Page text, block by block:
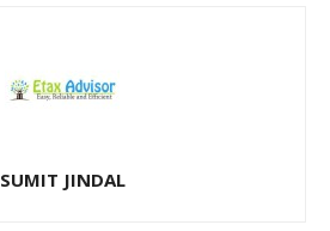
SUMIT JINDAL